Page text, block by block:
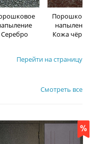
Серебро
напыление
Кожа
Перейти на страницу
Смотреть все